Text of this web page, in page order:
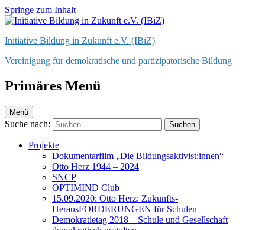
Springe zum Inhalt
Initiative Bildung in Zukunft e.V. (IBiZ)
Vereinigung für demokratische und partizipatorische Bildung
Primäres Menü
Menü
Suche nach:
Projekte
Dokumentarfilm „Die Bildungsaktivist:innen“
Otto Herz 1944 – 2024
SNCP
OPTIMIND Club
15.09.2020: Otto Herz: Zukunfts-
HerausFORDERUNGEN für Schulen
Demokratietag 2018 – Schule und Gesellschaft